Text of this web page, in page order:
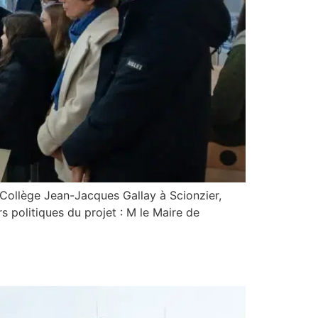
Jean-Jacques Gallay à Scionzier,
politiques du projet : M le Maire de